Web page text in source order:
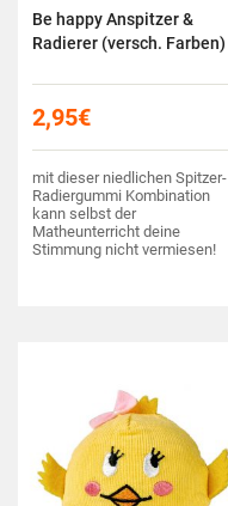
Be happy Anspitzer &
Radierer (versch. Farben)
2,95€
mit dieser niedlichen Spitzer-
Radiergummi Kombination
kann selbst der
Matheunterricht deine
Stimmung nicht vermiesen!